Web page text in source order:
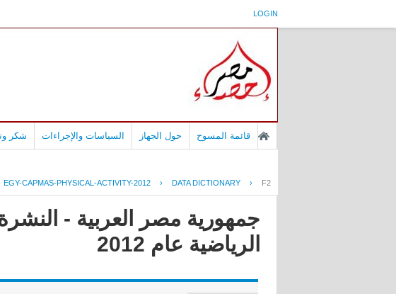
LOGIN
قائمة المسوح حول الجهاز السياسات والإجراءات شكر
EGY-CAPMAS-PHYSICAL-ACTIVITY-2012 › DATA DICTIONARY › F2
جمهورية مصر العربية -
الرياضية عام 2012